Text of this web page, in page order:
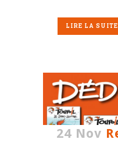
LIRE LA SUITE
24 Nov